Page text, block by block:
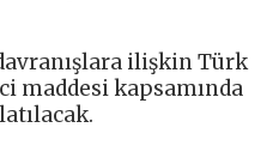
ilişkin Türk
maddesi kapsamında